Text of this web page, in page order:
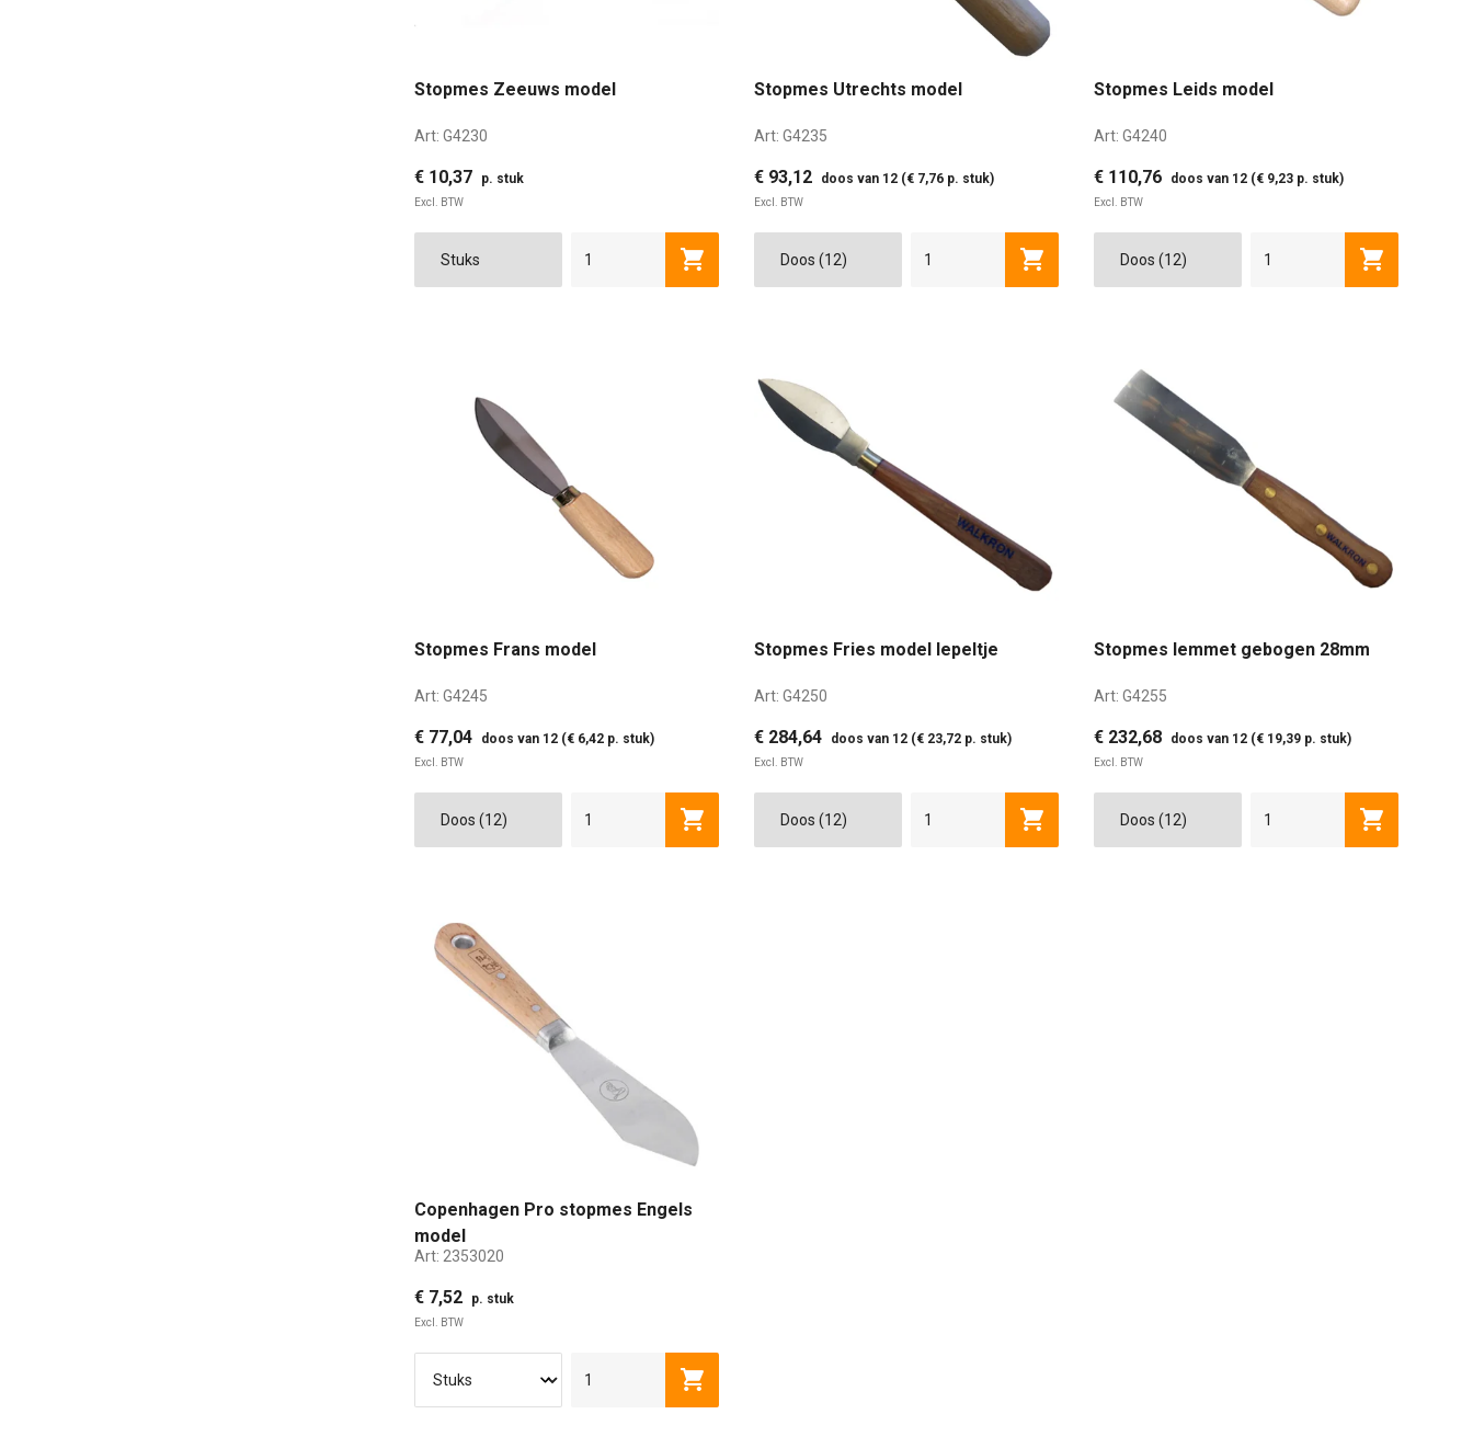
Stopmes Zeeuws model
Art: G4230
€ 10,37 p. stuk
Excl. BTW
Toevoegen aan winkelwagen
Stopmes Utrechts model
Art: G4235
€ 93,12 doos van 12 (€ 7,76 p. stuk)
Excl. BTW
Toevoegen aan winkelwagen
Stopmes Leids model
Art: G4240
€ 110,76 doos van 12 (€ 9,23 p. stuk)
Excl. BTW
Toevoegen
Stopmes Frans model
Art: G4245
€ 77,04 doos van 12 (€ 6,42 p. stuk)
Excl. BTW
Toevoegen aan winkelwagen
Stopmes Fries model lepeltje
Art: G4250
€ 284,64 doos van 12 (€ 23,72 p. stuk)
Excl. BTW
Toevoegen aan winkelwagen
Stopmes lemmet gebogen 28mm
Art: G4255
€ 232,68 doos van 12 (€ 19,39 p. stuk)
Excl. BTW
Toevoegen
Copenhagen Pro stopmes Engels
model
Art: 2353020
€ 7,52 p. stuk
Excl. BTW
Toevoegen aan winkelwagen